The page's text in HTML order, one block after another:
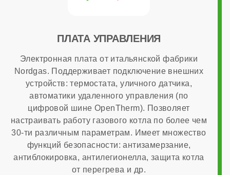
3,65 м³/час
Страна производства
ПЛАТА УПРАВЛЕНИЯ
Электронная плата от итальянской фабрики
Nordgas. Поддерживает подключение внешних
устройств: термостата, уличного датчика,
автоматики удаленного управления (по
цифровой шине OpenTherm). Позволяет
настраивать работу газового котла по более чем
30-ти различным параметрам. Имеет множество
функций безопасности: антизамерзание,
антиблокировка, антилегионелла, защита котла
от перегрева и др.